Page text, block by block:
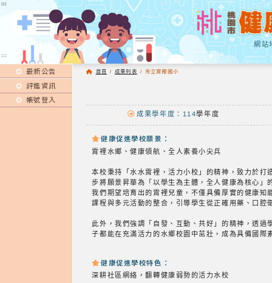
:::
網站
:::
最新公告
評鑑資訊
帳號登入
首頁 / 成果列表 / 市立霄裡國小
成果學年度：114學年度
健康促進學校願景：
霄裡水鄉、健康領航、全人素養小尖兵
本校秉持「水水霄裡，活力小校」的精神，致力於
步將願景昇華為「以學生為主體，全人健康為核心
我們期望培育出的霄裡兒童，不僅具備厚實的健康
課程與多元活動的整合，引導學生從正確用藥、口
此外，我們強調「自發、互動、共好」的精神，透
子都能在充滿活力的水鄉校園中茁壯，成為具備國
健康促進學校特色：
深耕社區網絡，翻轉健康弱勢的活力水校
:::